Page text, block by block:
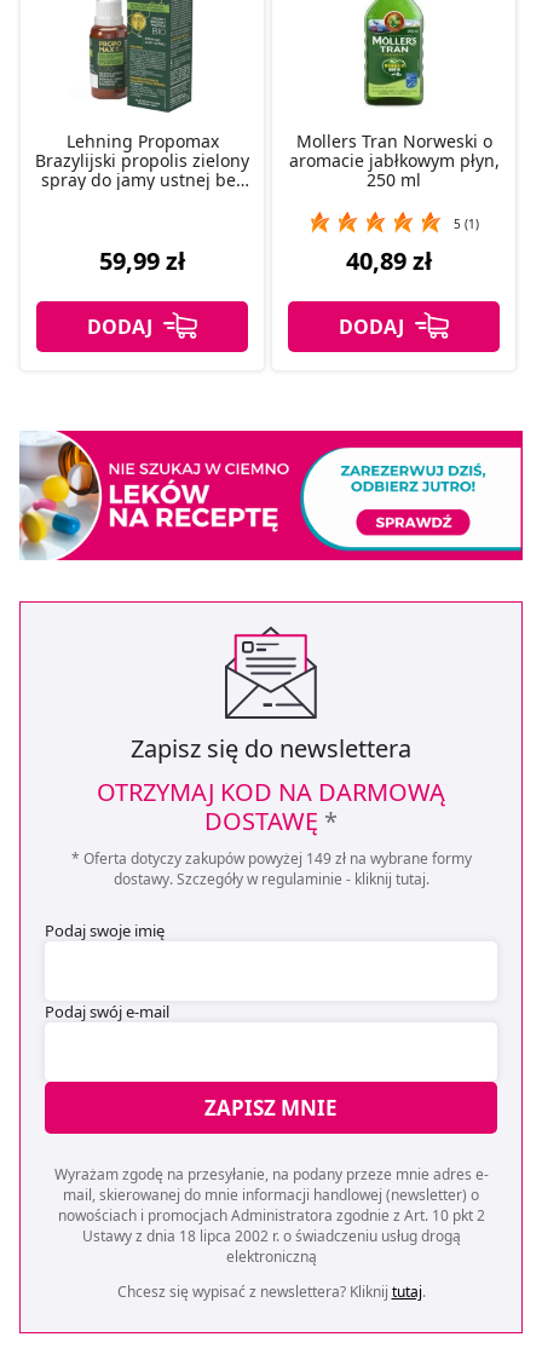
Lehning Propomax
Brazylijski propolis zielony
spray do jamy ustnej bez
59,99 zł
Mollers Tran Norweski o
aromacie jabłkowym płyn,
250 ml
5 (1)
40,89 zł
Zapisz się do newslettera
OTRZYMAJ KOD NA DARMOWĄ
DOSTAWĘ *
* Oferta dotyczy zakupów powyżej 149 zł na wybrane formy
dostawy. Szczegóły w regulaminie - kliknij tutaj.
Podaj swoje imię
Podaj swój e-mail
ZAPISZ MNIE
Wyrażam zgodę na przesyłanie, na podany przeze mnie adres e-
mail, skierowanej do mnie informacji handlowej (newsletter) o
nowościach i promocjach Administratora zgodnie z Art. 10 pkt 2
Ustawy z dnia 18 lipca 2002 r. o świadczeniu usług drogą
elektroniczną
Chcesz się wypisać z newslettera? Kliknij tutaj.